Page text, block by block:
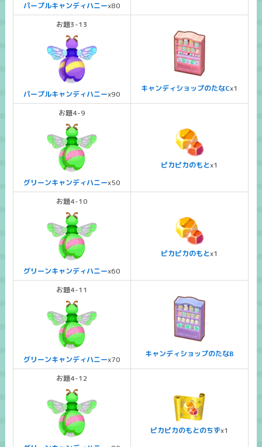
パープルキャンディハニーx80
お題3-13
パープルキャンディハニーx90
キャンディショップのたなCx1
お題4-9
グリーンキャンディハニーx50
ピカピカのもとx1
お題4-10
グリーンキャンディハニーx60
ピカピカのもとx1
お題4-11
グリーンキャンディハニーx70
キャンディショップのたなB
お題4-12
ピカピカのもとのちずx1